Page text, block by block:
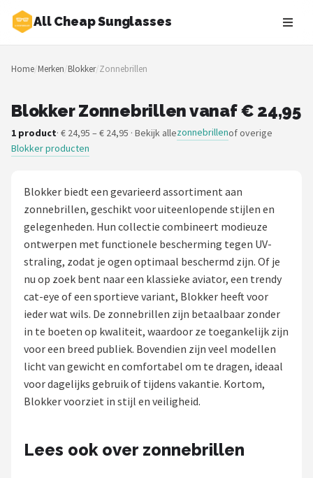
All Cheap Sunglasses
Zoeken
NAVIGATIE
Merken
Zonnebrillen
Baby zonnebrillen
POPULAIRE MERKEN
Polaroid
KIMU
Kingseven
Montuurtjevoorjou
Home/Merken/Blokker/Zonnebrillen
Blokker Zonnebrillen vanaf € 24,95
1 product· € 24,95 – € 24,95 · Bekijk allezonnebrillenof overige
Blokker producten
Blokker biedt een gevarieerd assortiment aan
zonnebrillen, geschikt voor uiteenlopende stijlen en
gelegenheden. Hun collectie combineert modieuze
ontwerpen met functionele bescherming tegen UV-
straling, zodat je ogen optimaal beschermd zijn. Of je
nu op zoek bent naar een klassieke aviator, een trendy
cat-eye of een sportieve variant, Blokker heeft voor
ieder wat wils. De zonnebrillen zijn betaalbaar zonder
in te boeten op kwaliteit, waardoor ze toegankelijk zijn
voor een breed publiek. Bovendien zijn veel modellen
licht van gewicht en comfortabel om te dragen, ideaal
voor dagelijks gebruik of tijdens vakantie. Kortom,
Blokker voorziet in stijl en veiligheid.
Lees ook over zonnebrillen